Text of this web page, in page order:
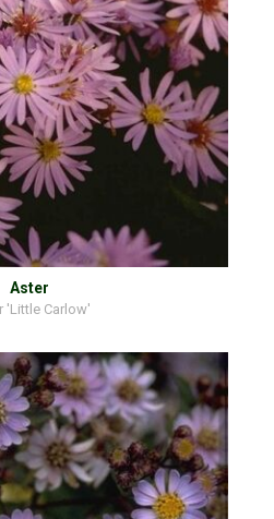
Aster
'Little Carlow'